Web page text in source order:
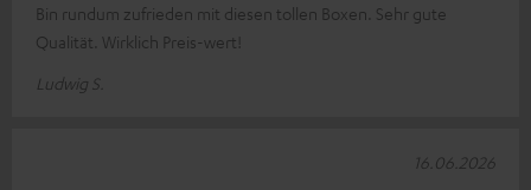
Bin rundum zufrieden mit diesen tollen Boxen. Sehr gute
Qualität. Wirklich Preis-wert!
Ludwig S.
16.06.2026